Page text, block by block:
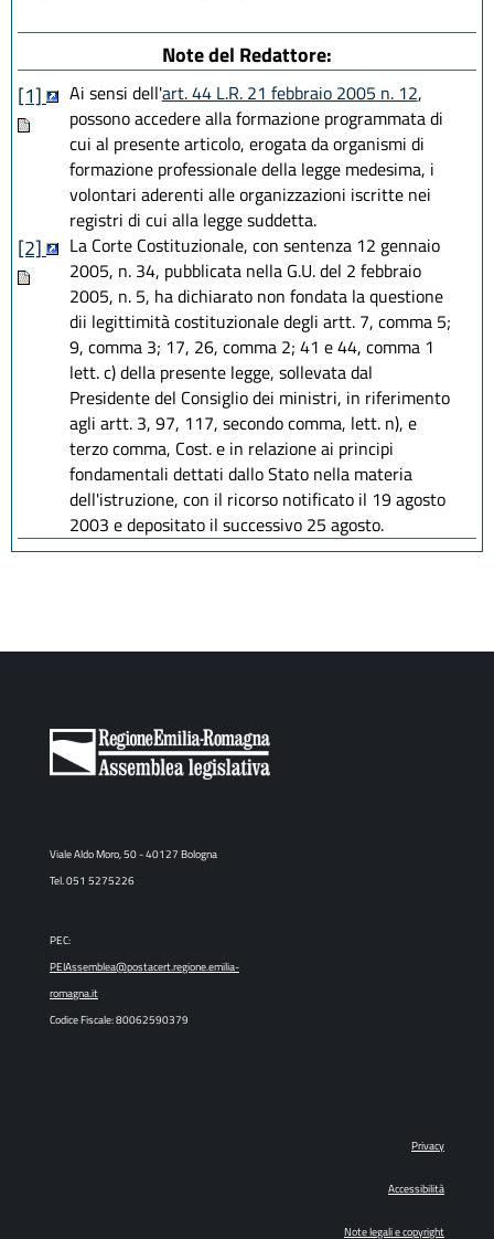
Note del Redattore:
[1]
Ai sensi dell'art. 44 L.R. 21 febbraio 2005 n. 12,
possono accedere alla formazione programmata di
cui al presente articolo, erogata da organismi di
formazione professionale della legge medesima, i
volontari aderenti alle organizzazioni iscritte nei
registri di cui alla legge suddetta.
[2]
La Corte Costituzionale, con sentenza 12 gennaio
2005, n. 34, pubblicata nella G.U. del 2 febbraio
2005, n. 5, ha dichiarato non fondata la questione
dii legittimità costituzionale degli artt. 7, comma 5;
9, comma 3; 17, 26, comma 2; 41 e 44, comma 1
lett. c) della presente legge, sollevata dal
Presidente del Consiglio dei ministri, in riferimento
agli artt. 3, 97, 117, secondo comma, lett. n), e
terzo comma, Cost. e in relazione ai principi
fondamentali dettati dallo Stato nella materia
dell'istruzione, con il ricorso notificato il 19 agosto
2003 e depositato il successivo 25 agosto.
Viale Aldo Moro, 50 - 40127 Bologna
Tel. 051 5275226
PEC:
PEIAssemblea@postacert.regione.emilia-
romagna.it
Codice Fiscale: 80062590379
Privacy
Accessibilità
Note legali e copyright